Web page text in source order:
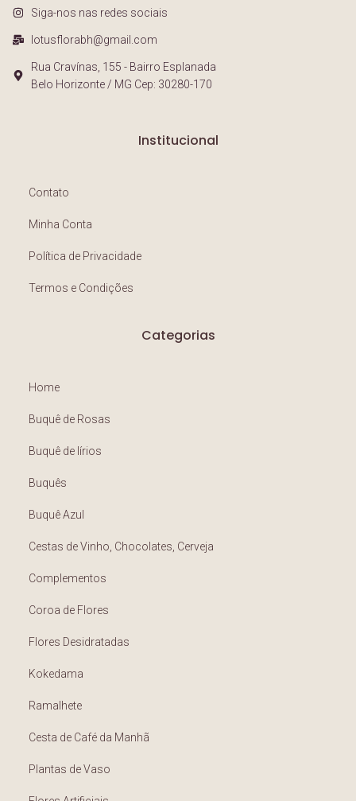
Siga-nos nas redes sociais
lotusflorabh@gmail.com
Rua Cravínas, 155 - Bairro Esplanada
Belo Horizonte / MG Cep: 30280-170
Institucional
Contato
Minha Conta
Política de Privacidade
Termos e Condições
Categorias
Home
Buquê de Rosas
Buquê de lírios
Buquês
Buquê Azul
Cestas de Vinho, Chocolates, Cerveja
Complementos
Coroa de Flores
Flores Desidratadas
Kokedama
Ramalhete
Cesta de Café da Manhã
Plantas de Vaso